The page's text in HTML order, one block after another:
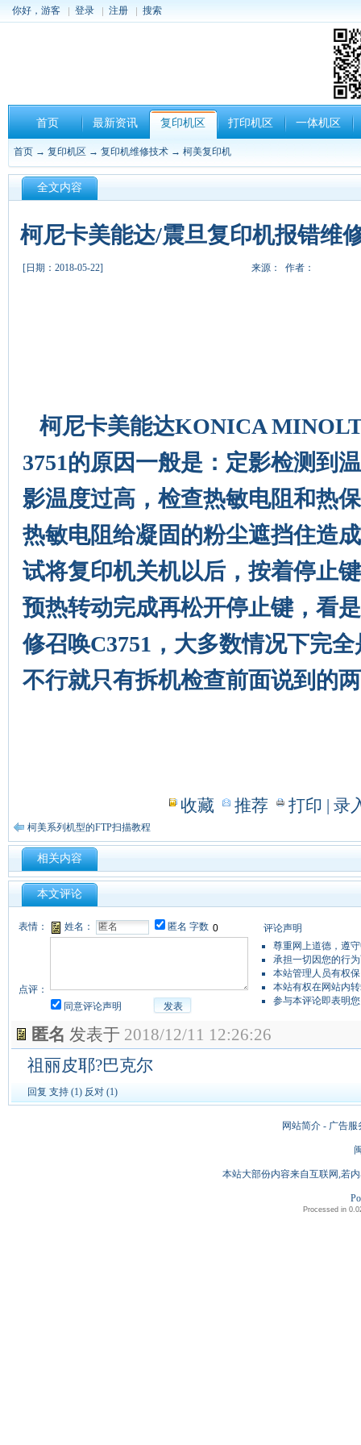
你好，游客 登录 注册 搜索
首页 最新资讯 复印机区 打印机区 一体机区
首页 → 复印机区 → 复印机维修技术 → 柯美复印机
全文内容
柯尼卡美能达/震旦复印机报错维
[日期：2018-05-22] 来源： 作者：
柯尼卡美能达KONICA
3751的原因一般是：定影检测到
影温度过高，检查热敏电阻和热
热敏电阻给凝固的粉尘遮挡住造
试将复印机关机以后，按着停止
预热转动完成再松开停止键，看
修召唤C3751，大多数情况下完
不行就只有拆机检查前面说到的
收藏 推荐 打印 | 录
柯美系列机型的FTP扫描教程
相关内容
本文评论
表情： 姓名： 匿名 字数
点评：
同意评论声明
发表
评论声明
尊重网上道德，遵
承担一切因您的行
本站管理人员有权
本站有权在网站内
参与本评论即表明
匿名 发表于 2018/12/11 12:26:26
祖丽皮耶?巴克尔
回复 支持 (1) 反对 (1)
网站简介 - 广告
本站大部份内容来自互联网,若
Processed in